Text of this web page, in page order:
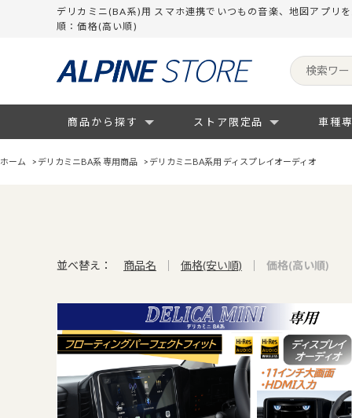
デリカミニ(BA系)用 スマホ連携でいつもの音楽、地図アプリ
順：価格(高い順)
商品から探す ストア限定品 車種
ホーム > デリカミニBA系 専用商品 > デリカミニBA系用 ディスプレイオーディオ
並べ替え： 商品名 価格(安い順) 価格(高い順)